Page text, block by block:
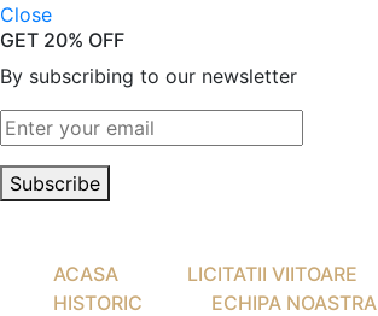
Close
GET 20% OFF
By subscribing to our newsletter
Subscribe
ACASA
LICITATII VIITOARE
HISTORIC
ECHIPA NOASTRA